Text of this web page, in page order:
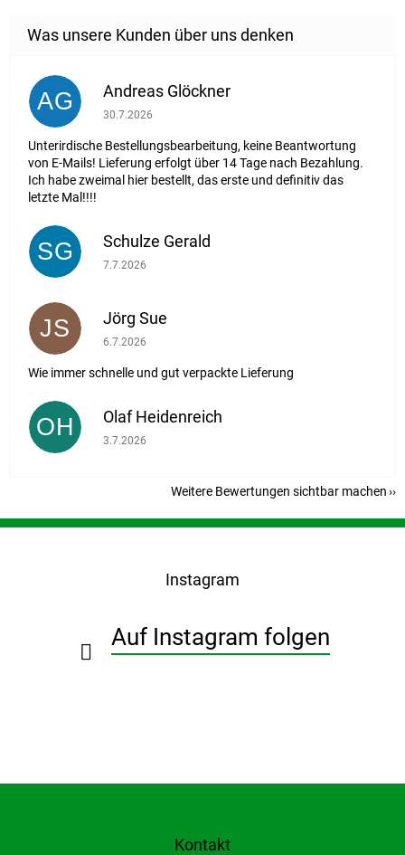
AG Andreas Glöckner
Die Shop-Bewertung beträgt 1 von 5 Sternen.
30.7.2026
Unterirdische Bestellungsbearbeitung, keine Beantwortung
von E-Mails! Lieferung erfolgt über 14 Tage nach Bezahlung.
Ich habe zweimal hier bestellt, das erste und definitiv das
letzte Mal!!!!
SG Schulze Gerald
Die Shop-Bewertung beträgt 5 von 5 Sternen.
7.7.2026
JS Jörg Sue
Die Shop-Bewertung beträgt 5 von 5 Sternen.
6.7.2026
Wie immer schnelle und gut verpackte Lieferung
OH Olaf Heidenreich
Die Shop-Bewertung beträgt 5 von 5 Sternen.
3.7.2026
Weitere Bewertungen sichtbar machen
F
Instagram
Auf Instagram folgen
Kontakt